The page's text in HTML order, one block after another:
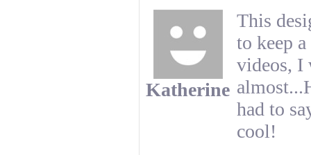
Katherine
This
to keep
videos, I
had to
cool!